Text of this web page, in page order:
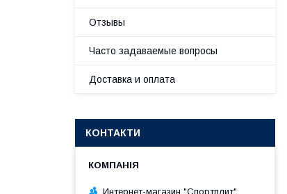
Отзывы
Часто задаваемые вопросы
Доставка и оплата
КОНТАКТИ
Интернет-магазин "Спортплит"